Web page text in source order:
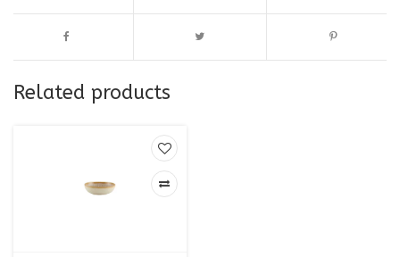
Related products